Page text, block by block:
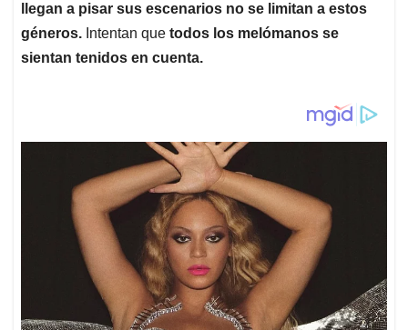
llegan a pisar sus escenarios no se limitan a estos
géneros. Intentan que todos los melómanos se
sientan tenidos en cuenta.